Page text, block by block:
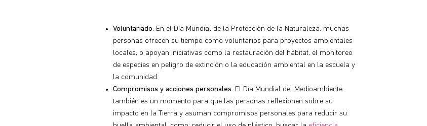
Voluntariado. En el Día Mundial de la Protección de la Naturaleza, muchas
personas ofrecen su tiempo como voluntarios para proyectos ambientales
locales, o apoyan iniciativas como la restauración del hábitat, el monitoreo
de especies en peligro de extinción o la educación ambiental en la escuela y
la comunidad.
Compromisos y acciones personales. El Día Mundial del Medioambiente
también es un momento para que las personas reflexionen sobre su
impacto en la Tierra y asuman compromisos personales para reducir su